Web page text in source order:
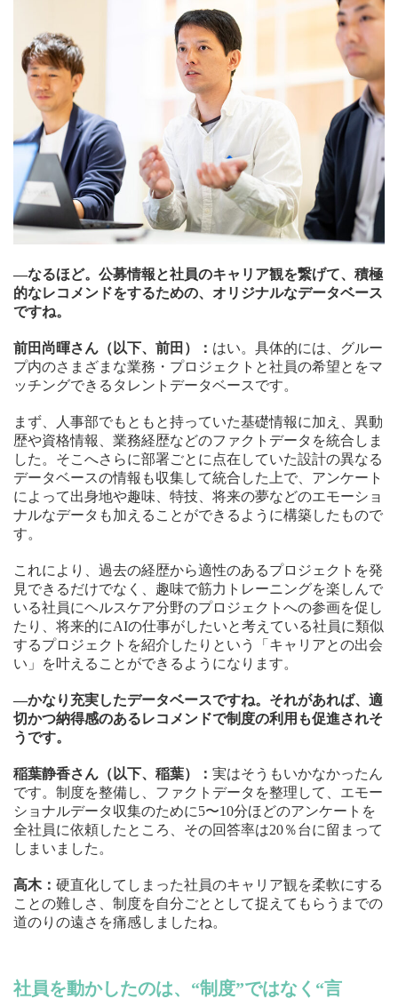
—なるほど。公募情報と社員のキャリア観を繋げて、積極
的なレコメンドをするための、オリジナルなデータベース
ですね。
前田尚暉さん（以下、前田）： はい。具体的には、グルー
プ内のさまざまな業務・プロジェクトと社員の希望とをマ
ッチングできるタレントデータベースです。
まず、人事部でもともと持っていた基礎情報に加え、異動
歴や資格情報、業務経歴などのファクトデータを統合しま
した。そこへさらに部署ごとに点在していた設計の異なる
データベースの情報も収集して統合した上で、アンケート
によって出身地や趣味、特技、将来の夢などのエモーショ
ナルなデータも加えることができるように構築したもので
す。
これにより、過去の経歴から適性のあるプロジェクトを発
見できるだけでなく、趣味で筋力トレーニングを楽しんで
いる社員にヘルスケア分野のプロジェクトへの参画を促し
たり、将来的にAIの仕事がしたいと考えている社員に類似
するプロジェクトを紹介したりという「キャリアとの出会
い」を叶えることができるようになります。
—かなり充実したデータベースですね。それがあれば、適
切かつ納得感のあるレコメンドで制度の利用も促進されそ
うです。
稲葉静香さん（以下、稲葉）： 実はそうもいかなかったん
です。制度を整備し、ファクトデータを整理して、エモー
ショナルデータ収集のために5〜10分ほどのアンケートを
全社員に依頼したところ、その回答率は20％台に留まって
しまいました。
高木： 硬直化してしまった社員のキャリア観を柔軟にする
ことの難しさ、制度を自分ごととして捉えてもらうまでの
道のりの遠さを痛感しましたね。
社員を動かしたのは、“制度”ではなく“言